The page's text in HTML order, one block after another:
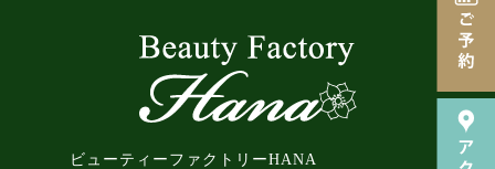
ビューティーファクトリーHANA